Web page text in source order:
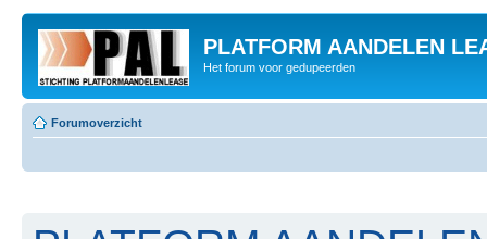
PLATFORM AANDELEN
Het forum voor gedupeerden
Forumoverzicht